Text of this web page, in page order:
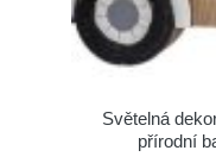
Světelná
přírodní